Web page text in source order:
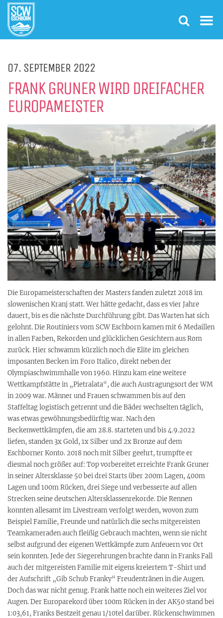
07. SEPTEMBER 2022
FRANK GRUNER WIRD DREIFACHER
EUROPAMEISTER
Die Europameisterschaften der Masters fanden zuletzt 2018 im
slowenischen Kranj statt. Wer hätte gedacht, dass es vier Jahre
dauert, bis es die nächste Durchführung gibt. Das Warten hat sich
gelohnt. Die Routiniers vom SCW Eschborn kamen mit 6 Medaillen
in allen Farben, Rekorden und glücklichen Gesichtern aus Rom
zurück. Hier schwamm kürzlich noch die Elite im gleichen
imposanten Becken im Foro Italico, direkt neben der
Olympiaschwimmhalle von 1960. Hinzu kam eine weitere
Wettkampfstätte in „Pietralata“, die auch Austragungsort der WM
in 2009 war. Männer und Frauen schwammen bis auf den
Staffeltag logistisch getrennt und die Bäder wechselten täglich,
was etwas gewöhnungsbedürftig war. Nach den
Beckenwettkämpfen, die am 28.8. starteten und bis 4.9.2022
liefen, standen 3x Gold, 1x Silber und 2x Bronze auf dem
Eschborner Konto. 2018 noch mit Silber geehrt, trumpfte er
diesmal noch größer auf: Top vorbereitet erreichte Frank Gruner
in seiner Altersklasse 50 bei drei Starts über 200m Lagen, 400m
Lagen und 100m Rücken, drei Siege und verbesserte auf allen
Strecken seine deutschen Altersklassenrekorde. Die Rennen
konnten allesamt im Livestream verfolgt werden, wovon zum
Beispiel Familie, Freunde und natürlich die sechs mitgereisten
Teamkameraden auch fleißig Gebrauch machten, wenn sie nicht
selbst aufgrund der eigenen Wettkämpfe zum Anfeuern vor Ort
sein konnten. Jede der Siegerehrungen brachte dann in Franks Fall
auch der mitgereisten Familie mit eigens kreiertem T-Shirt und
der Aufschrift „Gib Schub Franky“ Freudentränen in die Augen.
Doch das war nicht genug. Frank hatte noch ein weiteres Ziel vor
Augen. Der Europarekord über 100m Rücken in der AK50 stand bei
1:03,61, Franks Bestzeit genau 1/10tel darüber. Rückenschwimmen